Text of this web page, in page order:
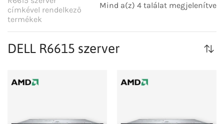
címkével rendelkező
termékek
Mind a(z) 4 találat megjelenítve
DELL R6615 szerver